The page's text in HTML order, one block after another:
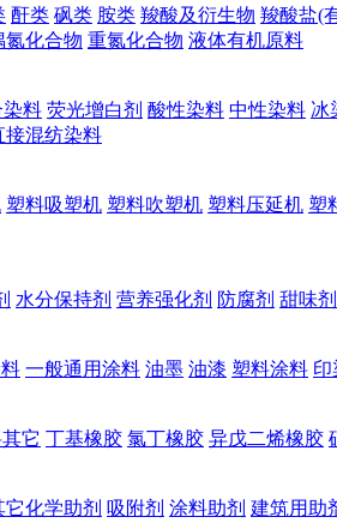
酐类 砜类 胺类 羧酸及衍生物 羧酸盐(
氮化合物 重氮化合物 液体有机原料
料 荧光增白剂 酸性染料 中性染料 冰
接混纺染料
塑料吸塑机 塑料吹塑机 塑料压延机 塑
水分保持剂 营养强化剂 防腐剂 甜味剂
一般通用涂料 油墨 油漆 塑料涂料 印
它 丁基橡胶 氯丁橡胶 异戊二烯橡胶
它化学助剂 吸附剂 涂料助剂 建筑用助